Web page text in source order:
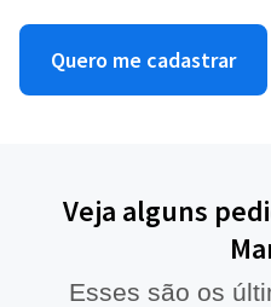
Quero me cadastrar
Veja alguns
Esses são os